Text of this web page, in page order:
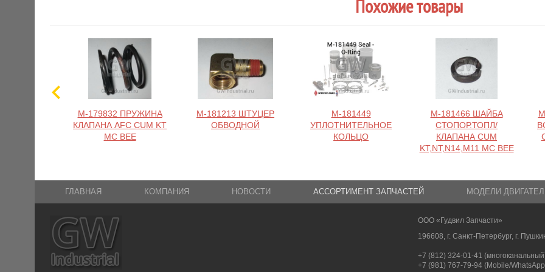
Похожие товары
M-179832 ПРУЖИНА
КЛАПАНА AFC CUM KT
MC BEE
M-181213 ШТУЦЕР
ОБВОДНОЙ
M-181449
УПЛОТНИТЕЛЬНОЕ
КОЛЬЦО
M-181466 ШАЙБА
СТОПОР.ТОПЛ/
КЛАПАНА CUM
KT,NT,N14,M11 MC BEE
ГЛАВНАЯ КОМПАНИЯ НОВОСТИ АССОРТИМЕНТ ЗАПЧАСТЕЙ МОДЕЛИ
ООО «Гудвил Запчасти»
196608, г. Санкт-Петербург, г.
+7 (812) 324-01-41
+7 (981) 767-79-94 (Mobile/